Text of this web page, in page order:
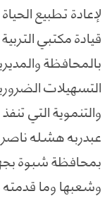
لإعادة تطبيع
قيادة مكتبي
بالمحافظة
التسهيلات
والتنموية التي
عبدربه هشله
بمحافظة شبوة
وشعبها وما